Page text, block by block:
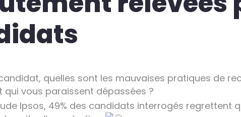
quelles sont les mauvaises pratiques de
qui vous paraissent dépassées ?
Ipsos, 49% des candidats interrogés regrettent